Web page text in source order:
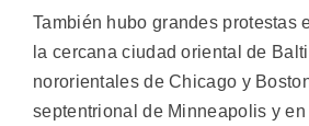
También hubo grandes protestas
la cercana ciudad oriental de
nororientales de Chicago y
septentrional de Minneapolis y en